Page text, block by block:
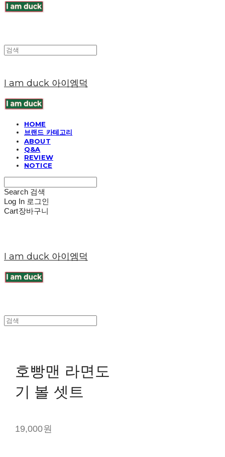
I am duck 아이엠덕
HOME
브랜드 카테고리
ABOUT
Q&A
REVIEW
NOTICE
Search 검색
Log In 로그인
Cart장바구니
I am duck 아이엠덕
호빵맨 라면도
기 볼 셋트
19,000원